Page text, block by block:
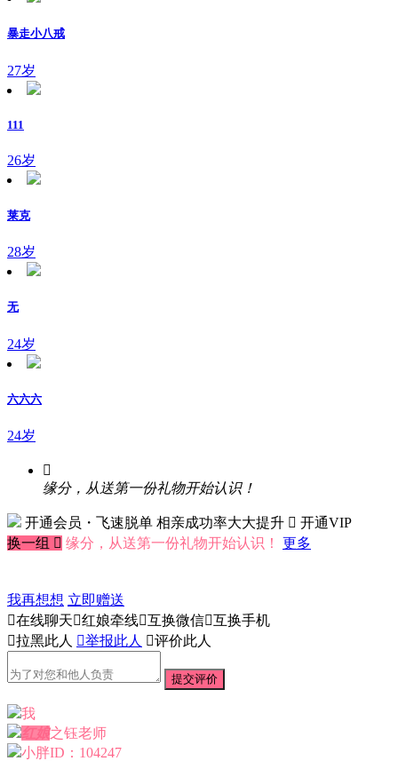
暴走小八戒
27岁
111
26岁
莱克
28岁
无
24岁
六六六
24岁

缘分，从送第一份礼物开始认识！
开通会员・飞速脱单 相亲成功率大大提升  开通VIP
换一组  缘分，从送第一份礼物开始认识！ 更多
我再想想 立即赠送
在线聊天红娘牵线互换微信互换手机
拉黑此人 举报此人 评价此人
提交评价
我
红娘之钰老师
小胖ID：104247